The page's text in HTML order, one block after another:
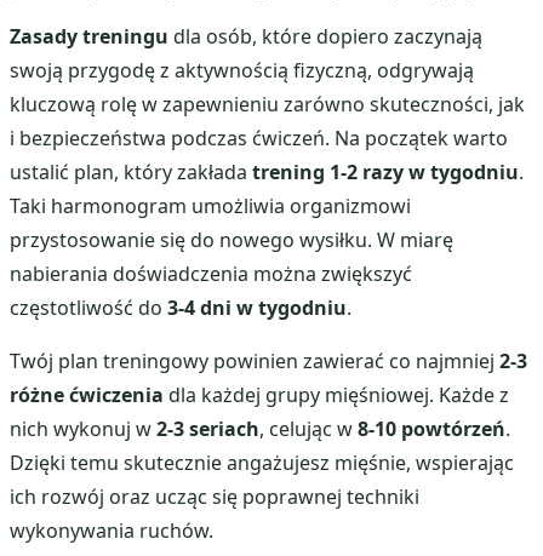
Zasady treningu dla osób, które dopiero zaczynają
swoją przygodę z aktywnością fizyczną, odgrywają
kluczową rolę w zapewnieniu zarówno skuteczności, jak
i bezpieczeństwa podczas ćwiczeń. Na początek warto
ustalić plan, który zakłada trening 1-2 razy w tygodniu.
Taki harmonogram umożliwia organizmowi
przystosowanie się do nowego wysiłku. W miarę
nabierania doświadczenia można zwiększyć
częstotliwość do 3-4 dni w tygodniu.
Twój plan treningowy powinien zawierać co najmniej 2-3
różne ćwiczenia dla każdej grupy mięśniowej. Każde z
nich wykonuj w2-3 seriach, celując w8-10 powtórzeń.
Dzięki temu skutecznie angażujesz mięśnie, wspierając
ich rozwój oraz ucząc się poprawnej techniki
wykonywania ruchów.